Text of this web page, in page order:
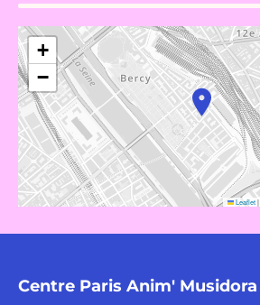
+
−
Leaflet|
Centre Paris Anim' Musidora